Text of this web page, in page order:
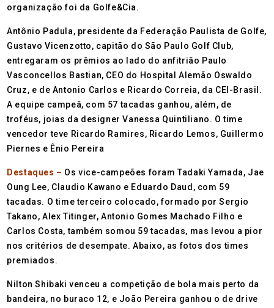
organização foi da Golfe&Cia.
Antônio Padula, presidente da Federação Paulista de Golfe,
Gustavo Vicenzotto, capitão do São Paulo Golf Club,
entregaram os prêmios ao lado do anfitrião Paulo
Vasconcellos Bastian, CEO do Hospital Alemão Oswaldo
Cruz, e de Antonio Carlos e Ricardo Correia, da CEI-Brasil.
A equipe campeã, com 57 tacadas ganhou, além, de
troféus, joias da designer Vanessa Quintiliano. O time
vencedor teve Ricardo Ramires, Ricardo Lemos, Guillermo
Piernes e Ênio Pereira
Destaques – Os vice-campeões foram Tadaki Yamada, Jae
Oung Lee, Claudio Kawano e Eduardo Daud, com 59
tacadas. O time terceiro colocado, formado por Sergio
Takano, Alex Titinger, Antonio Gomes Machado Filho e
Carlos Costa, também somou 59 tacadas, mas levou a pior
nos critérios de desempate. Abaixo, as fotos dos times
premiados.
Nilton Shibaki venceu a competição de bola mais perto da
bandeira, no buraco 12, e João Pereira ganhou o de drive